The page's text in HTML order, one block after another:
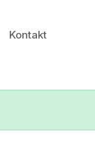
Kontakt